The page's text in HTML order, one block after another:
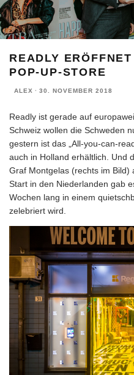
READLY
POP-UP-STORE
ALEX · 30. NOVEMBER 2018
Readly ist gerade auf
Schweiz wollen die Schweden
gestern ist das „All-you-can-
auch in Holland erhältlich. Und
Graf Montgelas (rechts im Bild)
Start in den Niederlanden gab
Wochen lang in einem
zelebriert wird.